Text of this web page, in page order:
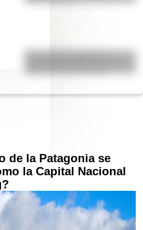
17 de agosto: actividades y
de la Patagonia se
la Capital Nacional